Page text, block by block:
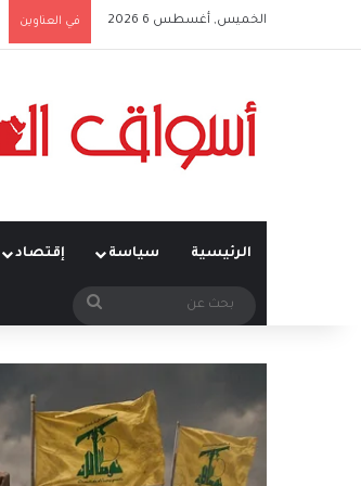
الخميس, أغسطس 6 2026 في العناوين
الرئيسية سياسة إقتصاد
بحث